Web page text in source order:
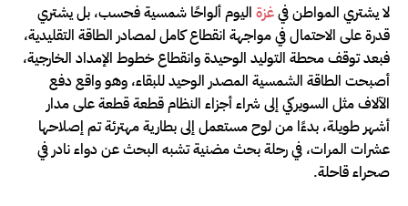
لا يشتري المواطن فيغزة اليوم ألواحًا شمسية فحسب، بل يشتري
قدرة على الاحتمال في مواجهة انقطاع كامل لمصادر الطاقة التقليدية،
فبعد توقف محطة التوليد الوحيدة وانقطاع خطوط الإمداد الخارجية،
أصبحت الطاقة الشمسية المصدر الوحيد للبقاء، وهو واقع دفع
الآلاف مثل السويركي إلى شراء أجزاء النظام قطعة قطعة على مدار
أشهر طويلة، بدءًا من لوح مستعمل إلى بطارية مهترئة تم إصلاحها
عشرات المرات، في رحلة بحث مضنية تشبه البحث عن دواء نادر في
صحراء قاحلة.